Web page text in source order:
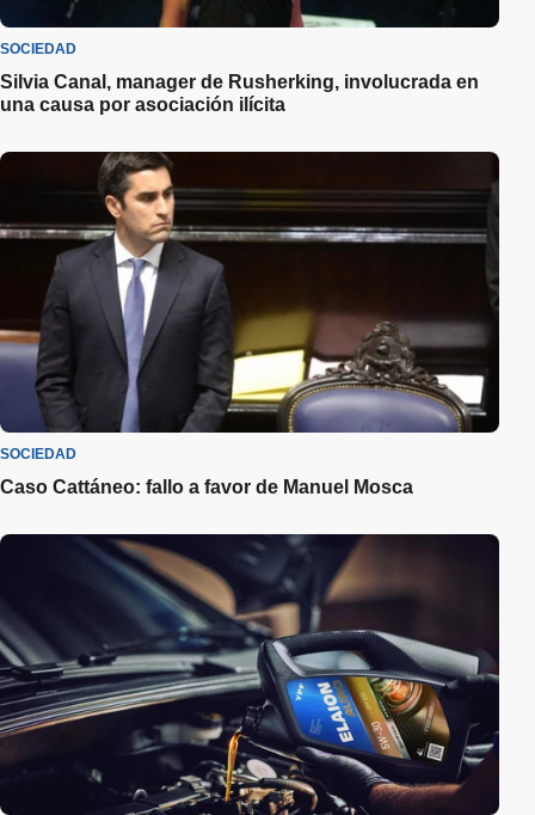
SOCIEDAD
Silvia Canal, manager de Rusherking, involucrada en
una causa por asociación ilícita
SOCIEDAD
Caso Cattáneo: fallo a favor de Manuel Mosca